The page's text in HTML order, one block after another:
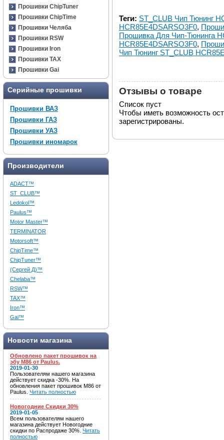
Прошивки ChipTuner
Прошивки ChipTime
Прошивки Челяба
Прошивки RSW
Прошивки Iron
Прошивки TAX
Прошивки Gai
Серийные прошивки
Прошивки ВАЗ
Прошивки ГАЗ
Прошивки УАЗ
Прошивки иномарок
Производители
ADACT™
ST_CLUB™
Ledokol™
Paulus™
Motor Master™
TERMINATOR
Motorsoft™
ChipTime™
ChipTuner™
(Сергей Д)™
Chelaba™
RSW™
TAX™
Iron™
Gai™
Новости магазина
Обновлено пакет прошивок на
эбу M86 от Paulus.
2019-01-30
Пользователям нашего магазина
действует скидка -30%. На
обновления пакет прошивок M86 от
Paulus. Читать полностью
Новогодние Скидки 30%
2019-01-05
Всем пользователям нашего
магазина действует Новогодние
скидки по Распродаже 30%. Читать
полностью
Теги: ST_CLUB Чип Тюнинг
HCR85E4DSARSO3F0,
Прошивка Для Чип-Тюнинга
HCR85E4DSARSO3F0,
Чип Тюнинг ST_CLUB
Отзывы о товаре
Список пуст
Чтобы иметь возможность
зарегистрированы.